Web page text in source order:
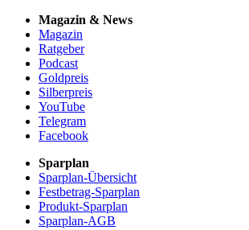
Magazin & News
Magazin
Ratgeber
Podcast
Goldpreis
Silberpreis
YouTube
Telegram
Facebook
Sparplan
Sparplan-Übersicht
Festbetrag-Sparplan
Produkt-Sparplan
Sparplan-AGB